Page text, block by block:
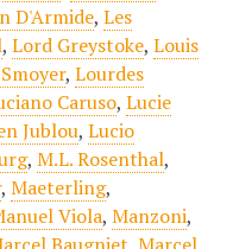
D'Armide, Les
, Lord Greystoke, Louis
, Lourdes
Caruso, Lucie
Jublou, Lucio
, M.L. Rosenthal,
, Maeterling,
Viola, Manzoni,